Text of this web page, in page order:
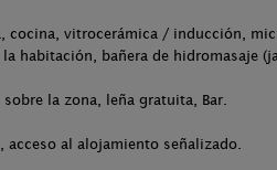
cocina, vitrocerámica / inducción,
habitación, bañera de hidromasaje
la zona, leña gratuita, Bar.
acceso al alojamiento señalizado.